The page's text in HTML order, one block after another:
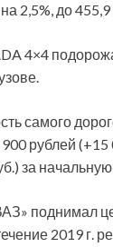
2,5%, до
4×4
самого
рублей
за
поднимал
2019